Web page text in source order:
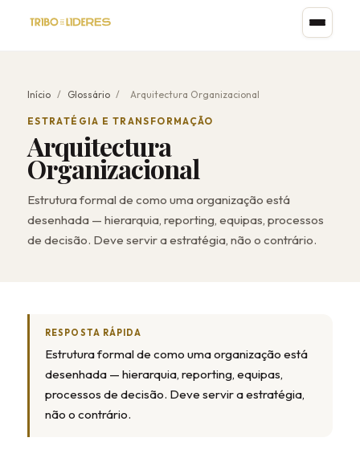
Início / Glossário / Arquitectura Organizacional
ESTRATÉGIA E TRANSFORMAÇÃO
Arquitectura
Organizacional
Estrutura formal de como uma organização está
desenhada — hierarquia, reporting, equipas, processos
de decisão. Deve servir a estratégia, não o contrário.
RESPOSTA RÁPIDA
Estrutura formal de como uma organização está
desenhada — hierarquia, reporting, equipas,
processos de decisão. Deve servir a estratégia,
não o contrário.